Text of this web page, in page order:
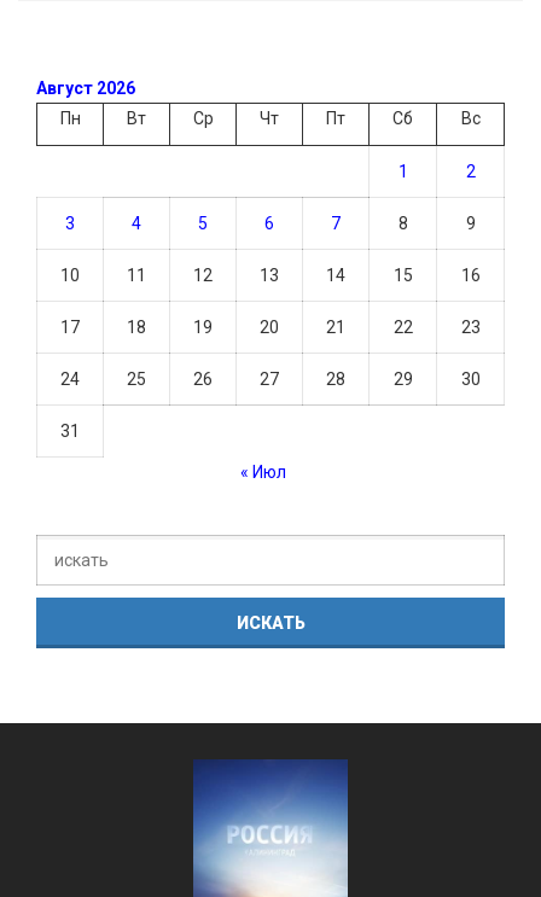
Август 2026
Пн
Вт Ср Чт Пт Сб Вс
1 2
3 4 5 6 7 8 9
10 11 12 13 14 15 16
17 18 19 20 21 22 23
24 25 26 27 28 29 30
31
« Июл